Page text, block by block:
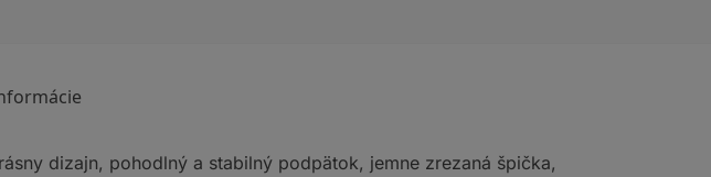
dizajn, pohodlný a stabilný podpätok, jemne zrezaná špička,